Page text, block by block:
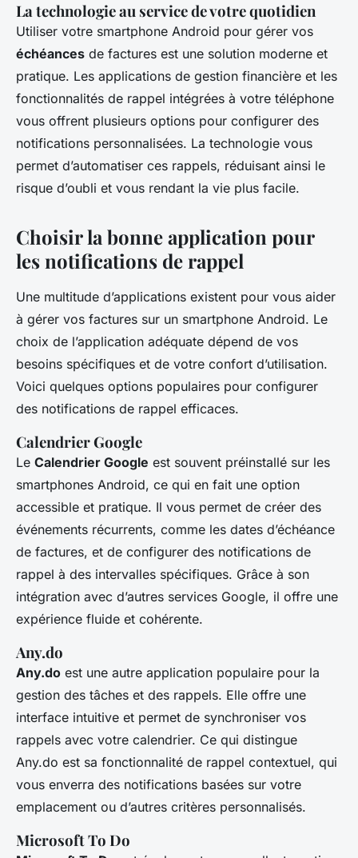
La technologie au service de votre quotidien
Utiliser votre smartphone Android pour gérer vos
échéances de factures est une solution moderne et
pratique. Les applications de gestion financière et les
fonctionnalités de rappel intégrées à votre téléphone
vous offrent plusieurs options pour configurer des
notifications personnalisées. La technologie vous
permet d’automatiser ces rappels, réduisant ainsi le
risque d’oubli et vous rendant la vie plus facile.
Choisir la bonne application pour
les notifications de rappel
Une multitude d’applications existent pour vous aider
à gérer vos factures sur un smartphone Android. Le
choix de l’application adéquate dépend de vos
besoins spécifiques et de votre confort d’utilisation.
Voici quelques options populaires pour configurer
des notifications de rappel efficaces.
Calendrier Google
Le Calendrier Google est souvent préinstallé sur les
smartphones Android, ce qui en fait une option
accessible et pratique. Il vous permet de créer des
événements récurrents, comme les dates d’échéance
de factures, et de configurer des notifications de
rappel à des intervalles spécifiques. Grâce à son
intégration avec d’autres services Google, il offre une
expérience fluide et cohérente.
Any.do
Any.do est une autre application populaire pour la
gestion des tâches et des rappels. Elle offre une
interface intuitive et permet de synchroniser vos
rappels avec votre calendrier. Ce qui distingue
Any.do est sa fonctionnalité de rappel contextuel, qui
vous enverra des notifications basées sur votre
emplacement ou d’autres critères personnalisés.
Microsoft To Do